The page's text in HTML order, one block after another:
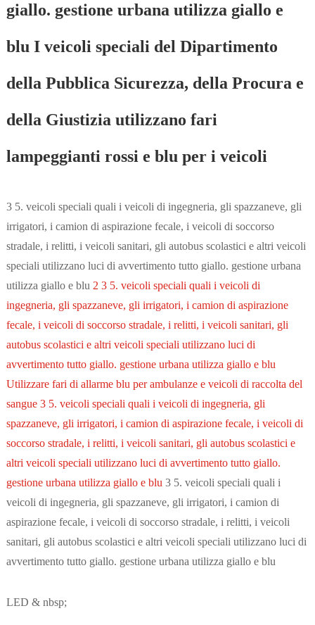
giallo. gestione urbana utilizza giallo e
blu I veicoli speciali del Dipartimento
della Pubblica Sicurezza, della Procura e
della Giustizia utilizzano fari
lampeggianti rossi e blu per i veicoli
3 5. veicoli speciali quali i veicoli di ingegneria, gli spazzaneve, gli
irrigatori, i camion di aspirazione fecale, i veicoli di soccorso
stradale, i relitti, i veicoli sanitari, gli autobus scolastici e altri veicoli
speciali utilizzano luci di avvertimento tutto giallo. gestione urbana
utilizza giallo e blu 2 3 5. veicoli speciali quali i veicoli di
ingegneria, gli spazzaneve, gli irrigatori, i camion di aspirazione
fecale, i veicoli di soccorso stradale, i relitti, i veicoli sanitari, gli
autobus scolastici e altri veicoli speciali utilizzano luci di
avvertimento tutto giallo. gestione urbana utilizza giallo e blu
Utilizzare fari di allarme blu per ambulanze e veicoli di raccolta del
sangue 3 5. veicoli speciali quali i veicoli di ingegneria, gli
spazzaneve, gli irrigatori, i camion di aspirazione fecale, i veicoli di
soccorso stradale, i relitti, i veicoli sanitari, gli autobus scolastici e
altri veicoli speciali utilizzano luci di avvertimento tutto giallo.
gestione urbana utilizza giallo e blu 3 5. veicoli speciali quali i
veicoli di ingegneria, gli spazzaneve, gli irrigatori, i camion di
aspirazione fecale, i veicoli di soccorso stradale, i relitti, i veicoli
sanitari, gli autobus scolastici e altri veicoli speciali utilizzano luci di
avvertimento tutto giallo. gestione urbana utilizza giallo e blu
LED & nbsp;